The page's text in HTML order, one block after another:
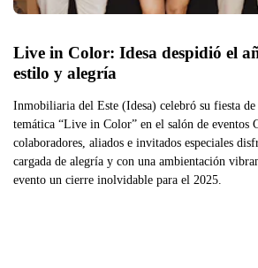
Live in Color: Idesa despidió el
estilo y alegría
Inmobiliaria del Este (Idesa) celebró su fiesta
temática “Live in Color” en el salón de eventos
colaboradores, aliados e invitados especiales
cargada de alegría y con una ambientación
evento un cierre inolvidable para el 2025.